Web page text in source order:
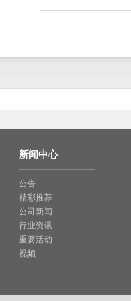
新闻中心
公告
精彩推荐
公司新闻
行业资讯
重要活动
视频